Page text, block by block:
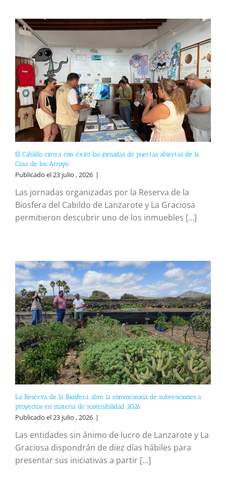
El Cabildo cierra con éxito las jornadas de puertas abiertas de la
Casa de los Arroyo
Publicado el 23 julio , 2026 |
Las jornadas organizadas por la Reserva de la
Biosfera del Cabildo de Lanzarote y La Graciosa
permitieron descubrir uno de los inmuebles [...]
La Reserva de la Biosfera abre la convocatoria de subvenciones a
proyectos en materia de sostenibilidad 2026
Publicado el 23 julio , 2026 |
Las entidades sin ánimo de lucro de Lanzarote y La
Graciosa dispondrán de diez días hábiles para
presentar sus iniciativas a partir [...]